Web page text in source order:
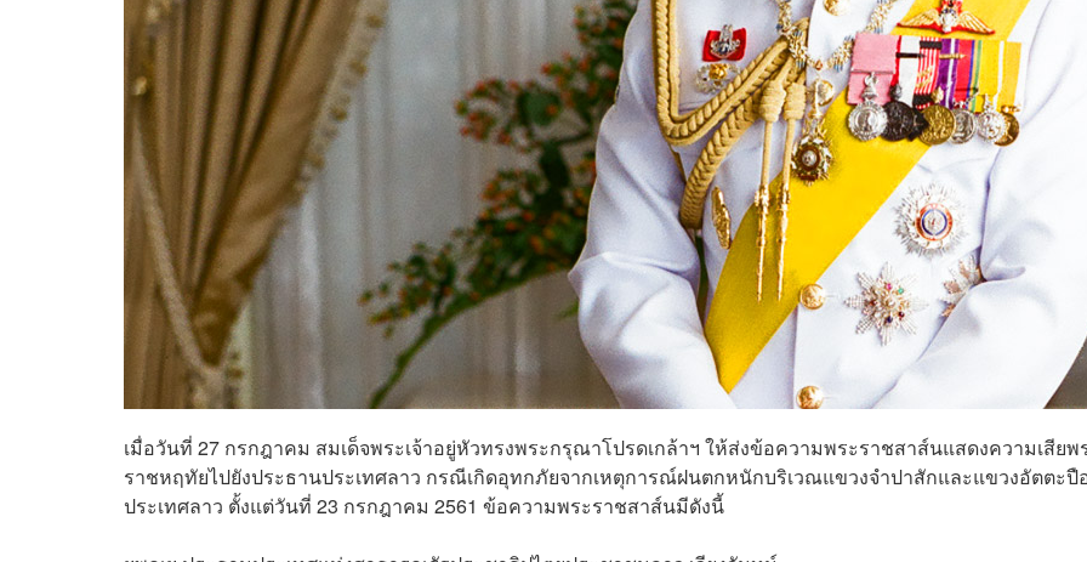
เมื่อวันที่ 27 กรกฎาคม สมเด็จพระเจ้าอยู่หัวทรงพระกรุณาโปรดเกล้าฯ ให้ส่งข้อความพระราชสาส์นแสดงความเสียพ
ราชหฤทัยไปยังประธานประเทศลาว กรณีเกิดอุทกภัยจากเหตุการณ์ฝนตกหนักบริเวณแขวงจำปาสักและแขวงอัตตะปื
ประเทศลาว ตั้งแต่วันที่ 23 กรกฎาคม 2561 ข้อความพระราชสาส์นมีดังนี้